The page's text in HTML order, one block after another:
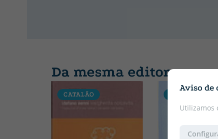
Aviso de
Utilizamos
Da mesma editora
CATALÃO